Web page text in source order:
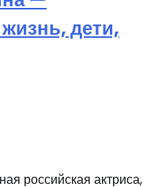
дети,
российская актриса,